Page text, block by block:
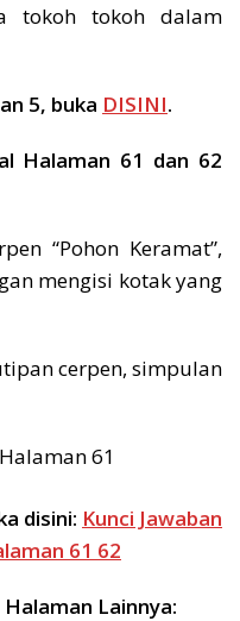
tokoh tokoh dalam
5, buka DISINI.
Halaman 61 dan 62
“Pohon Keramat”,
mengisi kotak yang
cerpen, simpulan
disini: Kunci Jawaban
61 62
Lainnya: